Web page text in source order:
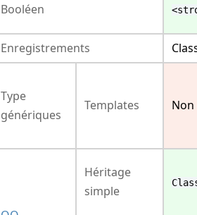
Booléen
Enregistrements
Type
génériques
Templates Non
Héritage
simple